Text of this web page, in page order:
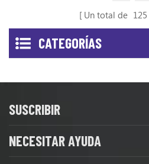
Un total de 125
CATEGORÍAS
SUSCRIBIR
NECESITAR AYUDA